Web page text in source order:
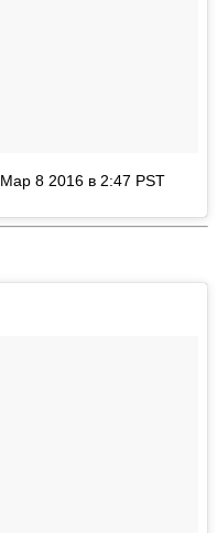
Мар 8 2016 в 2:47 PST